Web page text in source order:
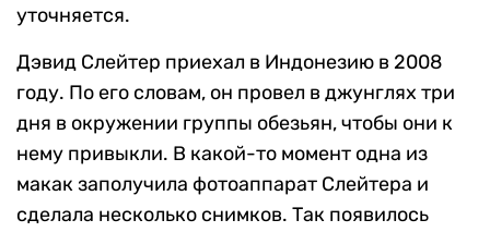
уточняется.
Дэвид Слейтер приехал в Индонезию в 2008
году. По его словам, он провел в джунглях три
дня в окружении группы обезьян, чтобы они к
нему привыкли. В какой-то момент одна из
макак заполучила фотоаппарат Слейтера и
сделала несколько снимков. Так появилось